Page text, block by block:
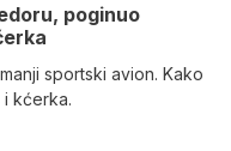
poginuo
sportski avion. Kako
i kćerka.